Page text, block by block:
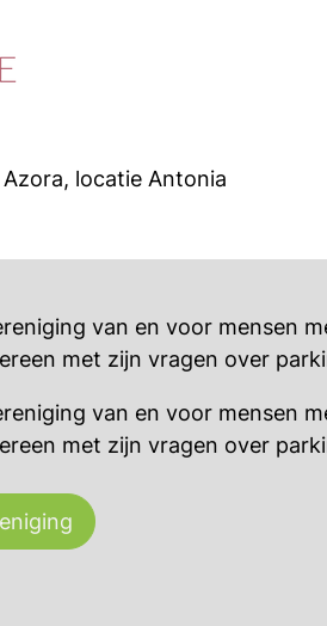
locatie Antonia
van en voor mensen
met zijn vragen over
van en voor mensen
met zijn vragen over